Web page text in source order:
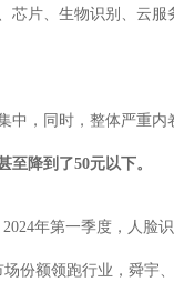
芯片、生物识别、云服
中，同时，整体严重内
至降到了50元以下。
2024年第一季度，人脸
份额领跑行业，舜宇